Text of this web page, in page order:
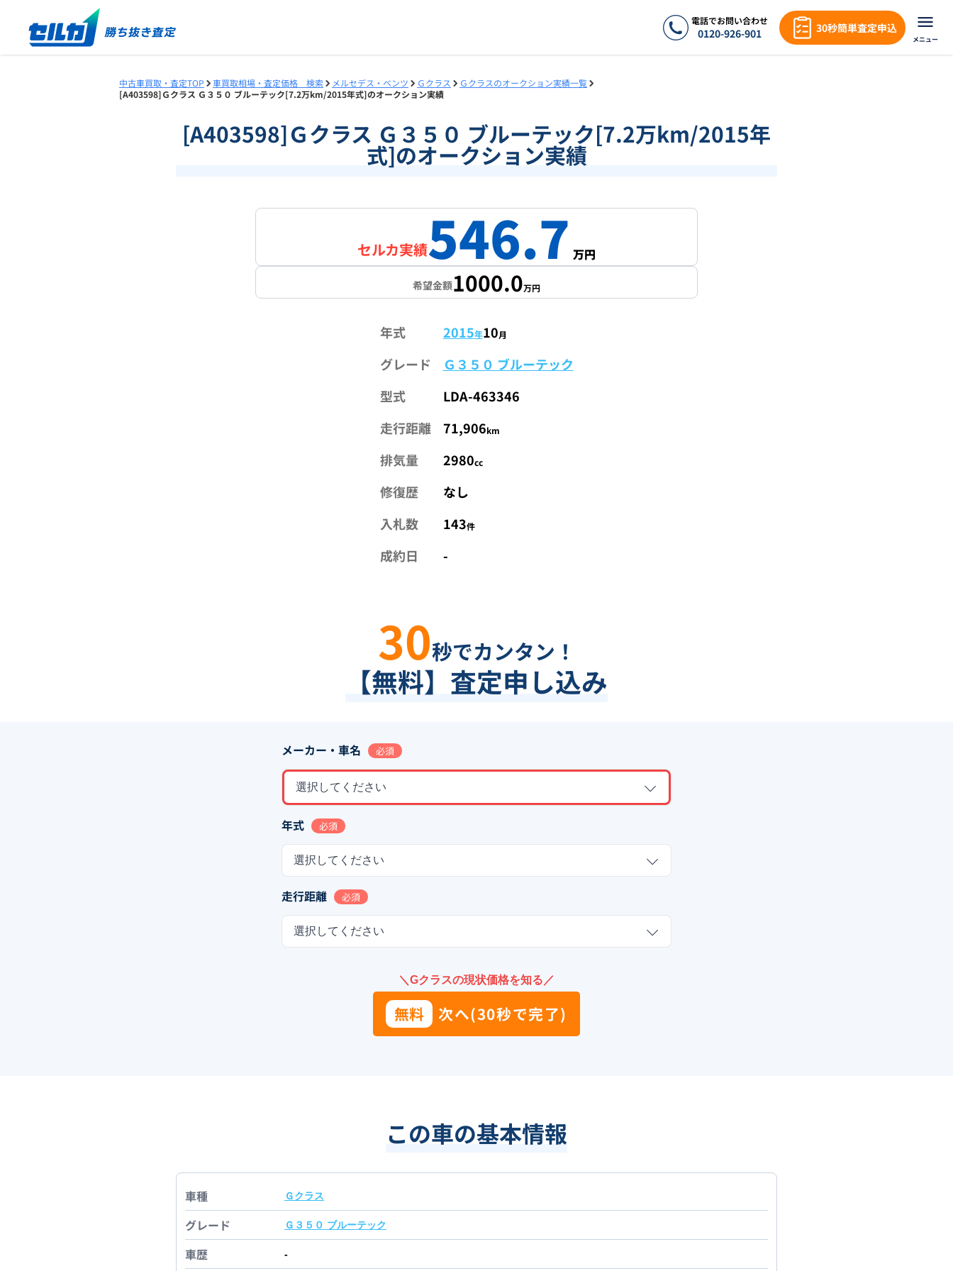
電話でお問い合わせ
0120-926-901 30秒簡単査定申込
メニュー
中古車買取・査定TOP 車買取相場・査定価格 検索 メルセデス・ベンツ Ｇクラス
Ｇクラスのオークション実績一覧
[A403598]Ｇクラス Ｇ３５０ ブルーテック[7.2万km/2015年式]のオークション実績
[A403598]Ｇクラス Ｇ３５０ ブルーテック[7.2万km/2015年
式]のオークション実績
1/1
セルカ実績546.7 万円
希望金額1000.0万円
年式 2015年10月
グレード
Ｇ３５０ ブルーテック
型式
LDA-463346
走行距離
71,906km
排気量 2980cc
修復歴
なし
入札数
143件
成約日 -
30秒でカンタン！
【無料】査定申し込み
メーカー・車名 必須
選択してください
年式 必須
選択してください
走行距離 必須
選択してください
＼Gクラスの現状価格を知る／
無料 次へ(30秒で完了)
この車の基本情報
車種 Ｇクラス
グレード Ｇ３５０ ブルーテック
車歴 -